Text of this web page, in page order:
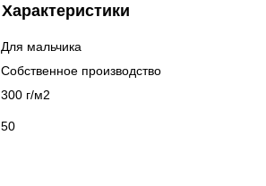
Характеристики
Для мальчика
Собственное производство
300 г/м2
50